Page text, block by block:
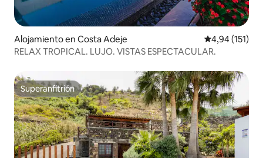
Alojamiento en Costa Adeje Calificación
4,94 (151)
RELAX TROPICAL. LUJO. VISTAS ESPECTACULAR.
Superanfitrión
Superanfitrión